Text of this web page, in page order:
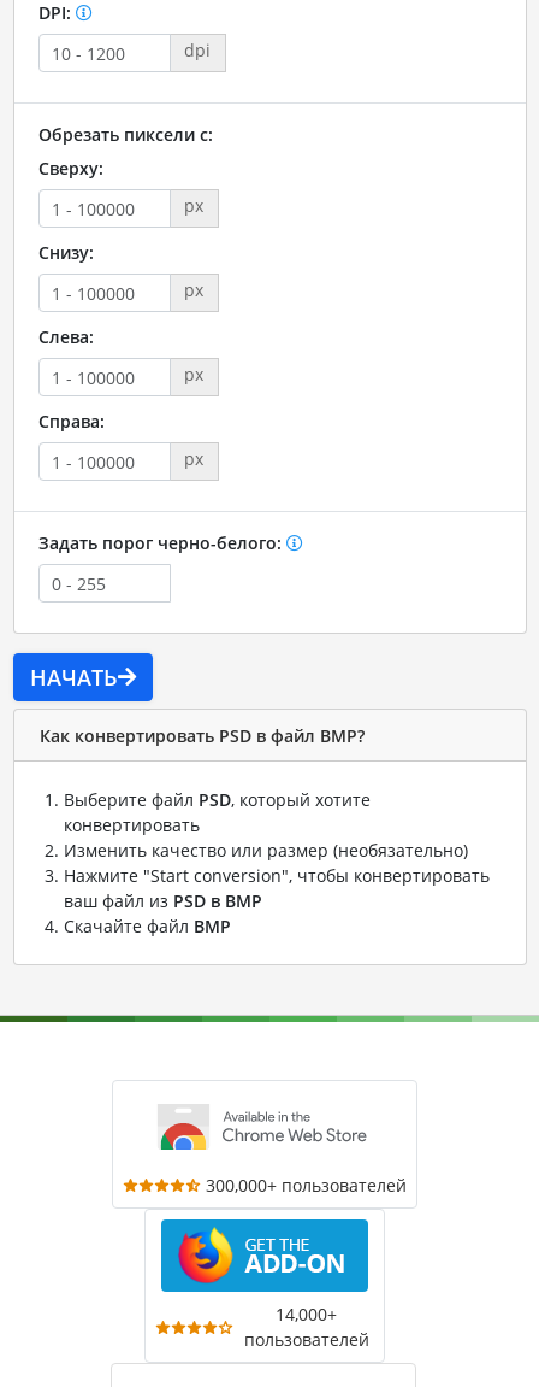
DPI:
dpi
Обрезать пиксели с:
Сверху:
px
Снизу:
px
Слева:
px
Справа:
px
Задать порог черно-белого:
НАЧАТЬ
Как конвертировать PSD в файл BMP?
Выберите файл PSD, который хотите
конвертировать
Изменить качество или размер (необязательно)
Нажмите "Start conversion", чтобы конвертировать
ваш файл из PSD в BMP
Скачайте файл BMP
300,000+ пользователей
14,000+
пользователей